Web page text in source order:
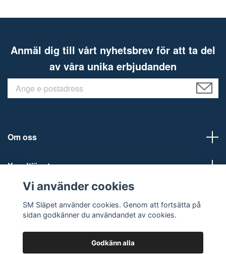
Anmäl dig till vårt nyhetsbrev för att ta del
av våra unika erbjudanden
Om oss
Kundtjänst
Sociala medier
Vi använder cookies
SM Släpet använder cookies. Genom att fortsätta på
sidan godkänner du användandet av cookies.
Godkänn alla